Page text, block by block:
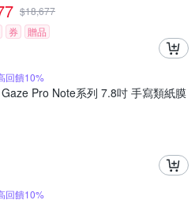
$18,677
券 贈品
回饋10%
Pro Note系列 7.8吋 手寫類紙膜
回饋10%